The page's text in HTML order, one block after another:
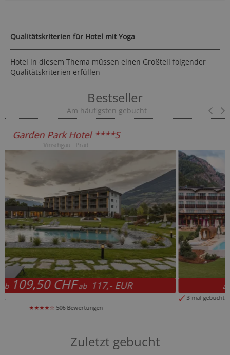
Qualitätskriterien für Hotel mit Yoga
Hotel in diesem Thema müssen einen Großteil folgender
Qualitätskriterien erfüllen
Bestseller
Am häufigsten gebucht
Hotel Bella Vista ****
ab118,50 CHFab
★★★★☆
Zuletzt gebucht